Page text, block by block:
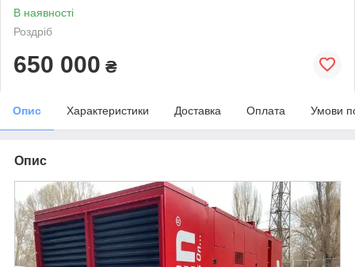
В наявності
Роздріб
650 000 ₴
Опис Характеристики Доставка Оплата Умови
Опис